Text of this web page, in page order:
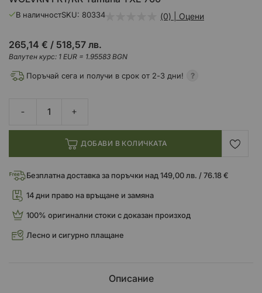
съсВ наличностSKU 80334 (0) | Оцени
265,14 € / 518,57 лв.
Валутен курс: 1 EUR = 1.95583 BGN
Поръчай сега и получи в срок от 2-3 дни!
ДОБАВИ В КОЛИЧКАТА
Безплатна доставка за поръчки над 149,00 лв. / 76.18 €
14 дни право на връщане и замяна
100% оригинални стоки с доказан произход
Лесно и сигурно плащане
Описание